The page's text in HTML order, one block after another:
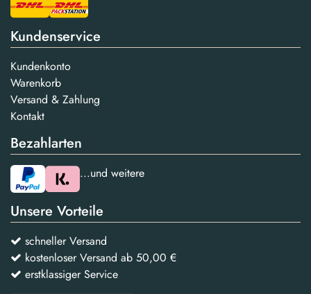
Kundenservice
Kundenkonto
Warenkorb
Versand & Zahlung
Kontakt
Bezahlarten
...und weitere
Unsere Vorteile
schneller Versand
kostenloser Versand ab 50,00 €
erstklassiger Service